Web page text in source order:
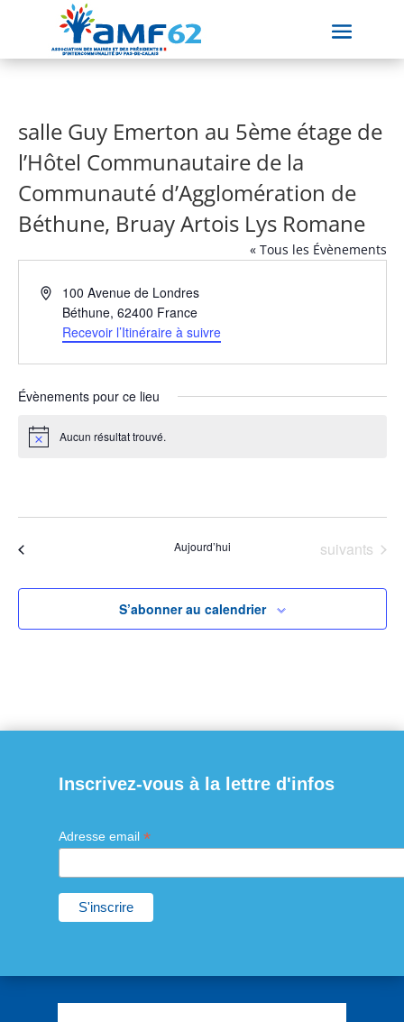
salle Guy Emerton au 5ème étage de
l’Hôtel Communautaire de la
Communauté d’Agglomération de
Béthune, Bruay Artois Lys Romane
« Tous les Évènements
Adresse100 Avenue de Londres
Béthune, 62400 France
Recevoir l’Itinéraire à suivre
Évènements pour ce lieu
Notice Aucun résultat trouvé.
date.
Aujourd’hui Évènements
suivants
S’abonner au calendrier
Inscrivez-vous à la lettre d'infos
Adresse email *